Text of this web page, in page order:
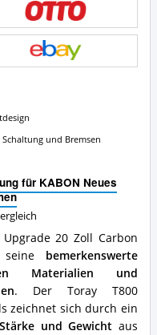
für KABON Neues
20 Zoll Carbon
seine bemerkenswerte
Materialien und
. Der Toray T800
zeichnet sich durch ein
und Gewicht aus
Schaltung und Bremsen